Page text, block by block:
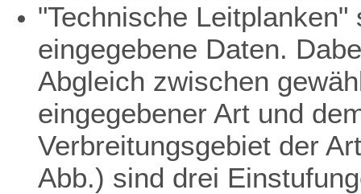
"Technische
eingegebene Daten.
Abgleich zwischen
eingegebener Art und
Verbreitungsgebiet der
Abb.) sind drei